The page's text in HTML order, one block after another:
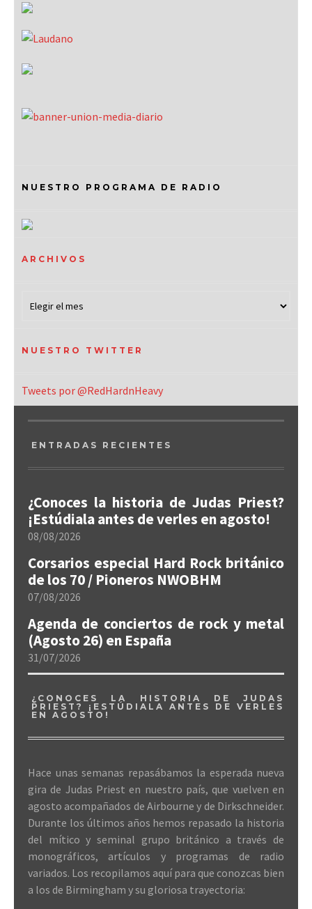
NUESTRO PROGRAMA DE RADIO
ARCHIVOS
NUESTRO TWITTER
Tweets por @RedHardnHeavy
ENTRADAS RECIENTES
¿Conoces la historia de Judas Priest?
¡Estúdiala antes de verles en agosto!
08/08/2026
Corsarios especial Hard Rock británico
de los 70 / Pioneros NWOBHM
07/08/2026
Agenda de conciertos de rock y metal
(Agosto 26) en España
31/07/2026
¿CONOCES LA HISTORIA DE JUDAS
PRIEST? ¡ESTÚDIALA ANTES DE VERLES
EN AGOSTO!
Hace unas semanas repasábamos la esperada nueva
gira de Judas Priest en nuestro país, que vuelven en
agosto acompañados de Airbourne y de Dirkschneider.
Durante los últimos años hemos repasado la historia
del mítico y seminal grupo británico a través de
monográficos, artículos y programas de radio
variados. Los recopilamos aquí para que conozcas bien
a los de Birmingham y su gloriosa trayectoria: